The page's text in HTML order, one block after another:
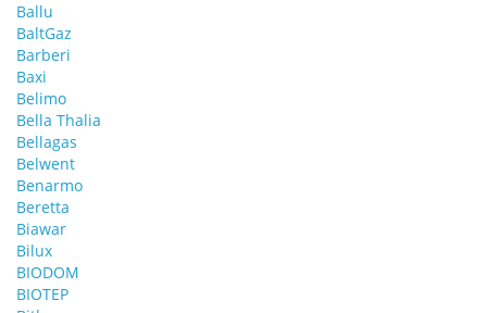
Ballu
BaltGaz
Barberi
Baxi
Belimo
Bella Thalia
Bellagas
Belwent
Benarmo
Beretta
Biawar
Bilux
BIODOM
BIOTEP